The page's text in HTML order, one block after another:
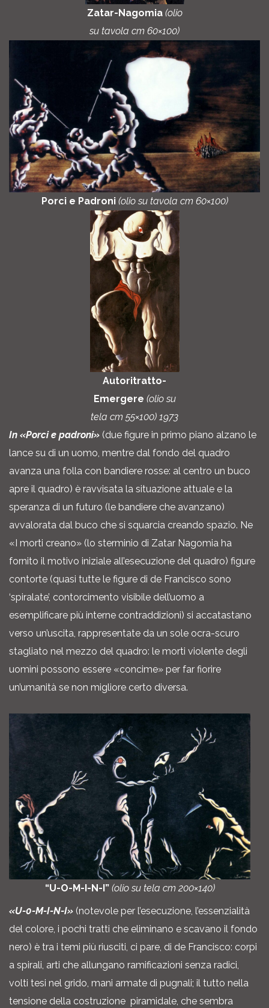
Zatar-Nagomia (olio
su tavola cm 60×100)
Porci e Padroni (olio su tavola cm 60×100)
Autoritratto-
Emergere (olio su
tela cm 55×100) 1973
In «Porci e padroni» (due figure in primo piano alzano le
lance su di un uomo, mentre dal fondo del quadro
avanza una folla con bandiere rosse: al centro un buco
apre il quadro) è ravvisata la situazione attuale e la
speranza di un futuro (le bandiere che avanzano)
avvalorata dal buco che si squarcia creando spazio. Ne
«I morti creano» (lo sterminio di Zatar Nagomia ha
fornito il motivo iniziale all’esecuzione del quadro) figure
contorte (quasi tutte le figure di de Francisco sono
‘spiralate’, contorcimento visibile dell’uomo a
esemplificare più interne contraddizioni) si accatastano
verso un’uscita, rappresentate da un sole ocra-scuro
stagliato nel mezzo del quadro: le morti violente degli
uomini possono essere «concime» per far fiorire
un’umanità se non migliore certo diversa.
“U-O-M-I-N-I” (olio su tela cm 200×140)
«U-0-M-I-N-I» (notevole per l’esecuzione, l’essenzialità
del colore, i pochi tratti che eliminano e scavano il fondo
nero) è tra i temi più riusciti, ci pare, di de Francisco: corpi
a spirali, arti che allungano ramificazioni senza radici,
volti tesi nel grido, mani armate di pugnali; il tutto nella
tensione della costruzione piramidale, che sembra